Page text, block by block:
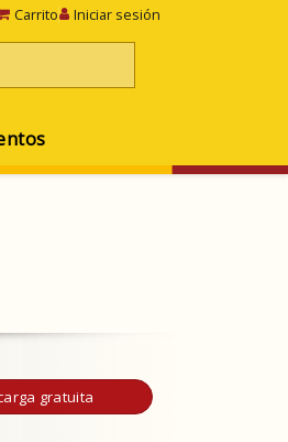
Carrito Iniciar sesión
gratuita